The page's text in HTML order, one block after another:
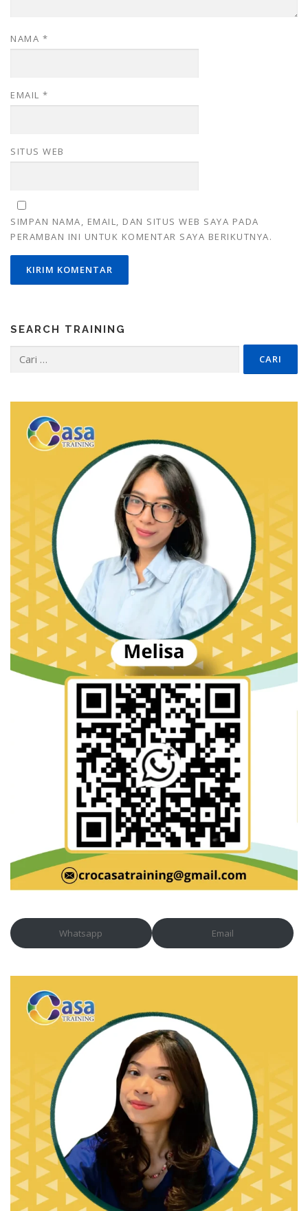
NAMA *
EMAIL *
SITUS WEB
SIMPAN NAMA, EMAIL, DAN SITUS WEB SAYA PADA
PERAMBAN INI UNTUK KOMENTAR SAYA BERIKUTNYA.
SEARCH TRAINING
untuk:
Whatsapp Email